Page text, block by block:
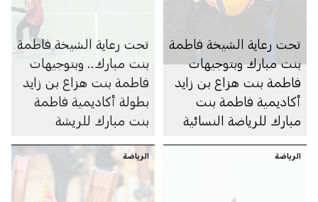
تحت رعاية الشيخة فاطمة
بنت مبارك وبتوجيهات
فاطمة بنت هزاع بن زايد
أكاديمية فاطمة بنت
مبارك للرياضة النسائية
أكاديمية فاطمة بنت
تحت رعاية الشيخة فاطمة
بنت مبارك.. وبتوجيهات
فاطمة بنت هزاع بن زايد
بطولة أكاديمية فاطمة
بنت مبارك للريشة
تعقد فعالياتها في
أبوظبي
الرياضة الرياضة